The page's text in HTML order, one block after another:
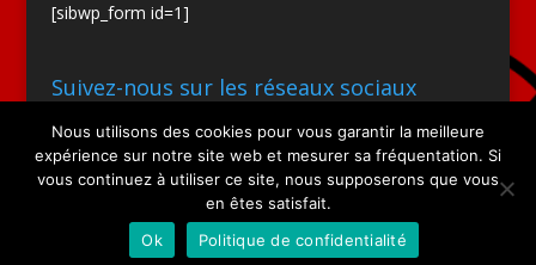
[sibwp_form id=1]
Suivez-nous sur les réseaux sociaux
Site par SIOO Studio
Nous utilisons des cookies pour vous garantir la meilleure
expérience sur notre site web et mesurer sa fréquentation. Si
vous continuez à utiliser ce site, nous supposerons que vous
en êtes satisfait.
Ok
Politique de confidentialité